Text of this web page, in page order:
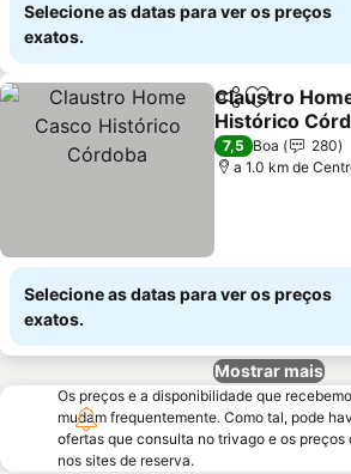
Selecione as datas para ver os preços
exatos.
PartilharAdicionar
Claustro
Histórico
Ver preços
7,5 Boa
280
a 1.0 km de
Selecione as datas para ver os preços
exatos.
Mostrar mais
Os preços e a disponibilidade que
mudam frequentemente. Como tal, pode
ofertas que consulta no trivago e os preços
nos sites de reserva.